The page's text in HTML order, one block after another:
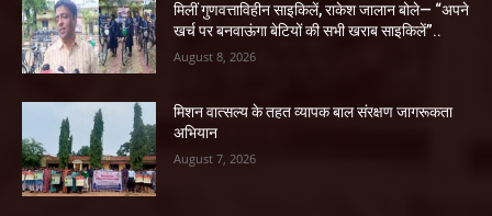
मिलीं गुणवत्ताविहीन साइकिलें, राकेश जालान बोले— “अपने
खर्च पर बनवाऊंगा बेटियों की सभी खराब साइकिलें”..
August 8, 2026
मिशन वात्सल्य के तहत व्यापक बाल संरक्षण जागरूकता
अभियान
August 7, 2026